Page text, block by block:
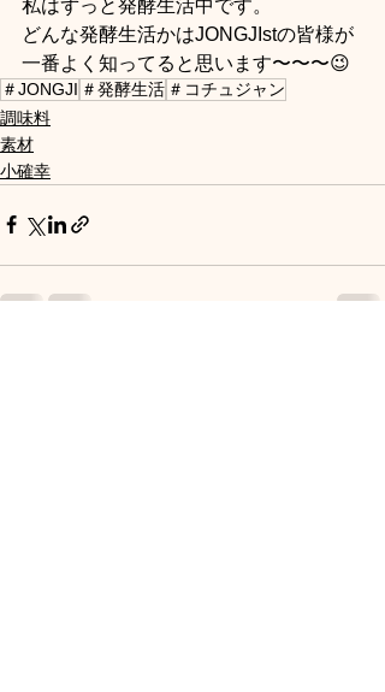
私はずっと発酵生活中です。
どんな発酵生活かはJONGJIstの皆様が
一番よく知ってると思います〜〜〜😉
＃JONGJI ＃発酵生活 ＃コチュジャン
調味料
素材
小確幸